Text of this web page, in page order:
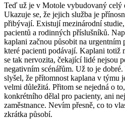
Teď už je v Motole vybudovaný celý
Ukazuje se, že jejich služba je
přibývají. Existují mezinárodní
pacientů a rodinných příslušníků.
kaplani začnou působit na urgentním
které pacienti podávají. Kaplani totiž
se tak nervozita, čekající lidé nejsou
negativním scénářům. Už to je
slyšel, že přítomnost kaplana v týmu
velmi důležitá. Přitom se nejedná o
konkrétního dělal pro pacienty, ani
zaměstnance. Nevím přesně, co to
zkrátka působí.